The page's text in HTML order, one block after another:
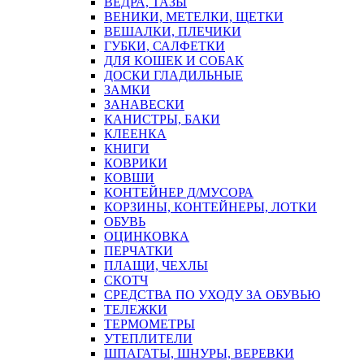
ВЕНИКИ, МЕТЕЛКИ, ЩЕТКИ
ВЕШАЛКИ, ПЛЕЧИКИ
ГУБКИ, САЛФЕТКИ
ДЛЯ КОШЕК И СОБАК
ДОСКИ ГЛАДИЛЬНЫЕ
ЗАМКИ
ЗАНАВЕСКИ
КАНИСТРЫ, БАКИ
КЛЕЕНКА
КНИГИ
КОВРИКИ
КОВШИ
КОНТЕЙНЕР Д/МУСОРА
КОРЗИНЫ, КОНТЕЙНЕРЫ, ЛОТКИ
ОБУВЬ
ОЦИНКОВКА
ПЕРЧАТКИ
ПЛАЩИ, ЧЕХЛЫ
СКОТЧ
СРЕДСТВА ПО УХОДУ ЗА ОБУВЬЮ
ТЕЛЕЖКИ
ТЕРМОМЕТРЫ
УТЕПЛИТЕЛИ
ШПАГАТЫ, ШНУРЫ, ВЕРЕВКИ